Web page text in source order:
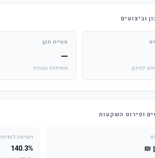
וביצועים
לסיכון
סטיית תקן
—
תנודתיות שנתית
ופירוט השקעות
חשיפה למניות
140.3%